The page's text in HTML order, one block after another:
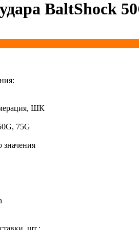
BaltShock
ШК
75G
значения
шт.: